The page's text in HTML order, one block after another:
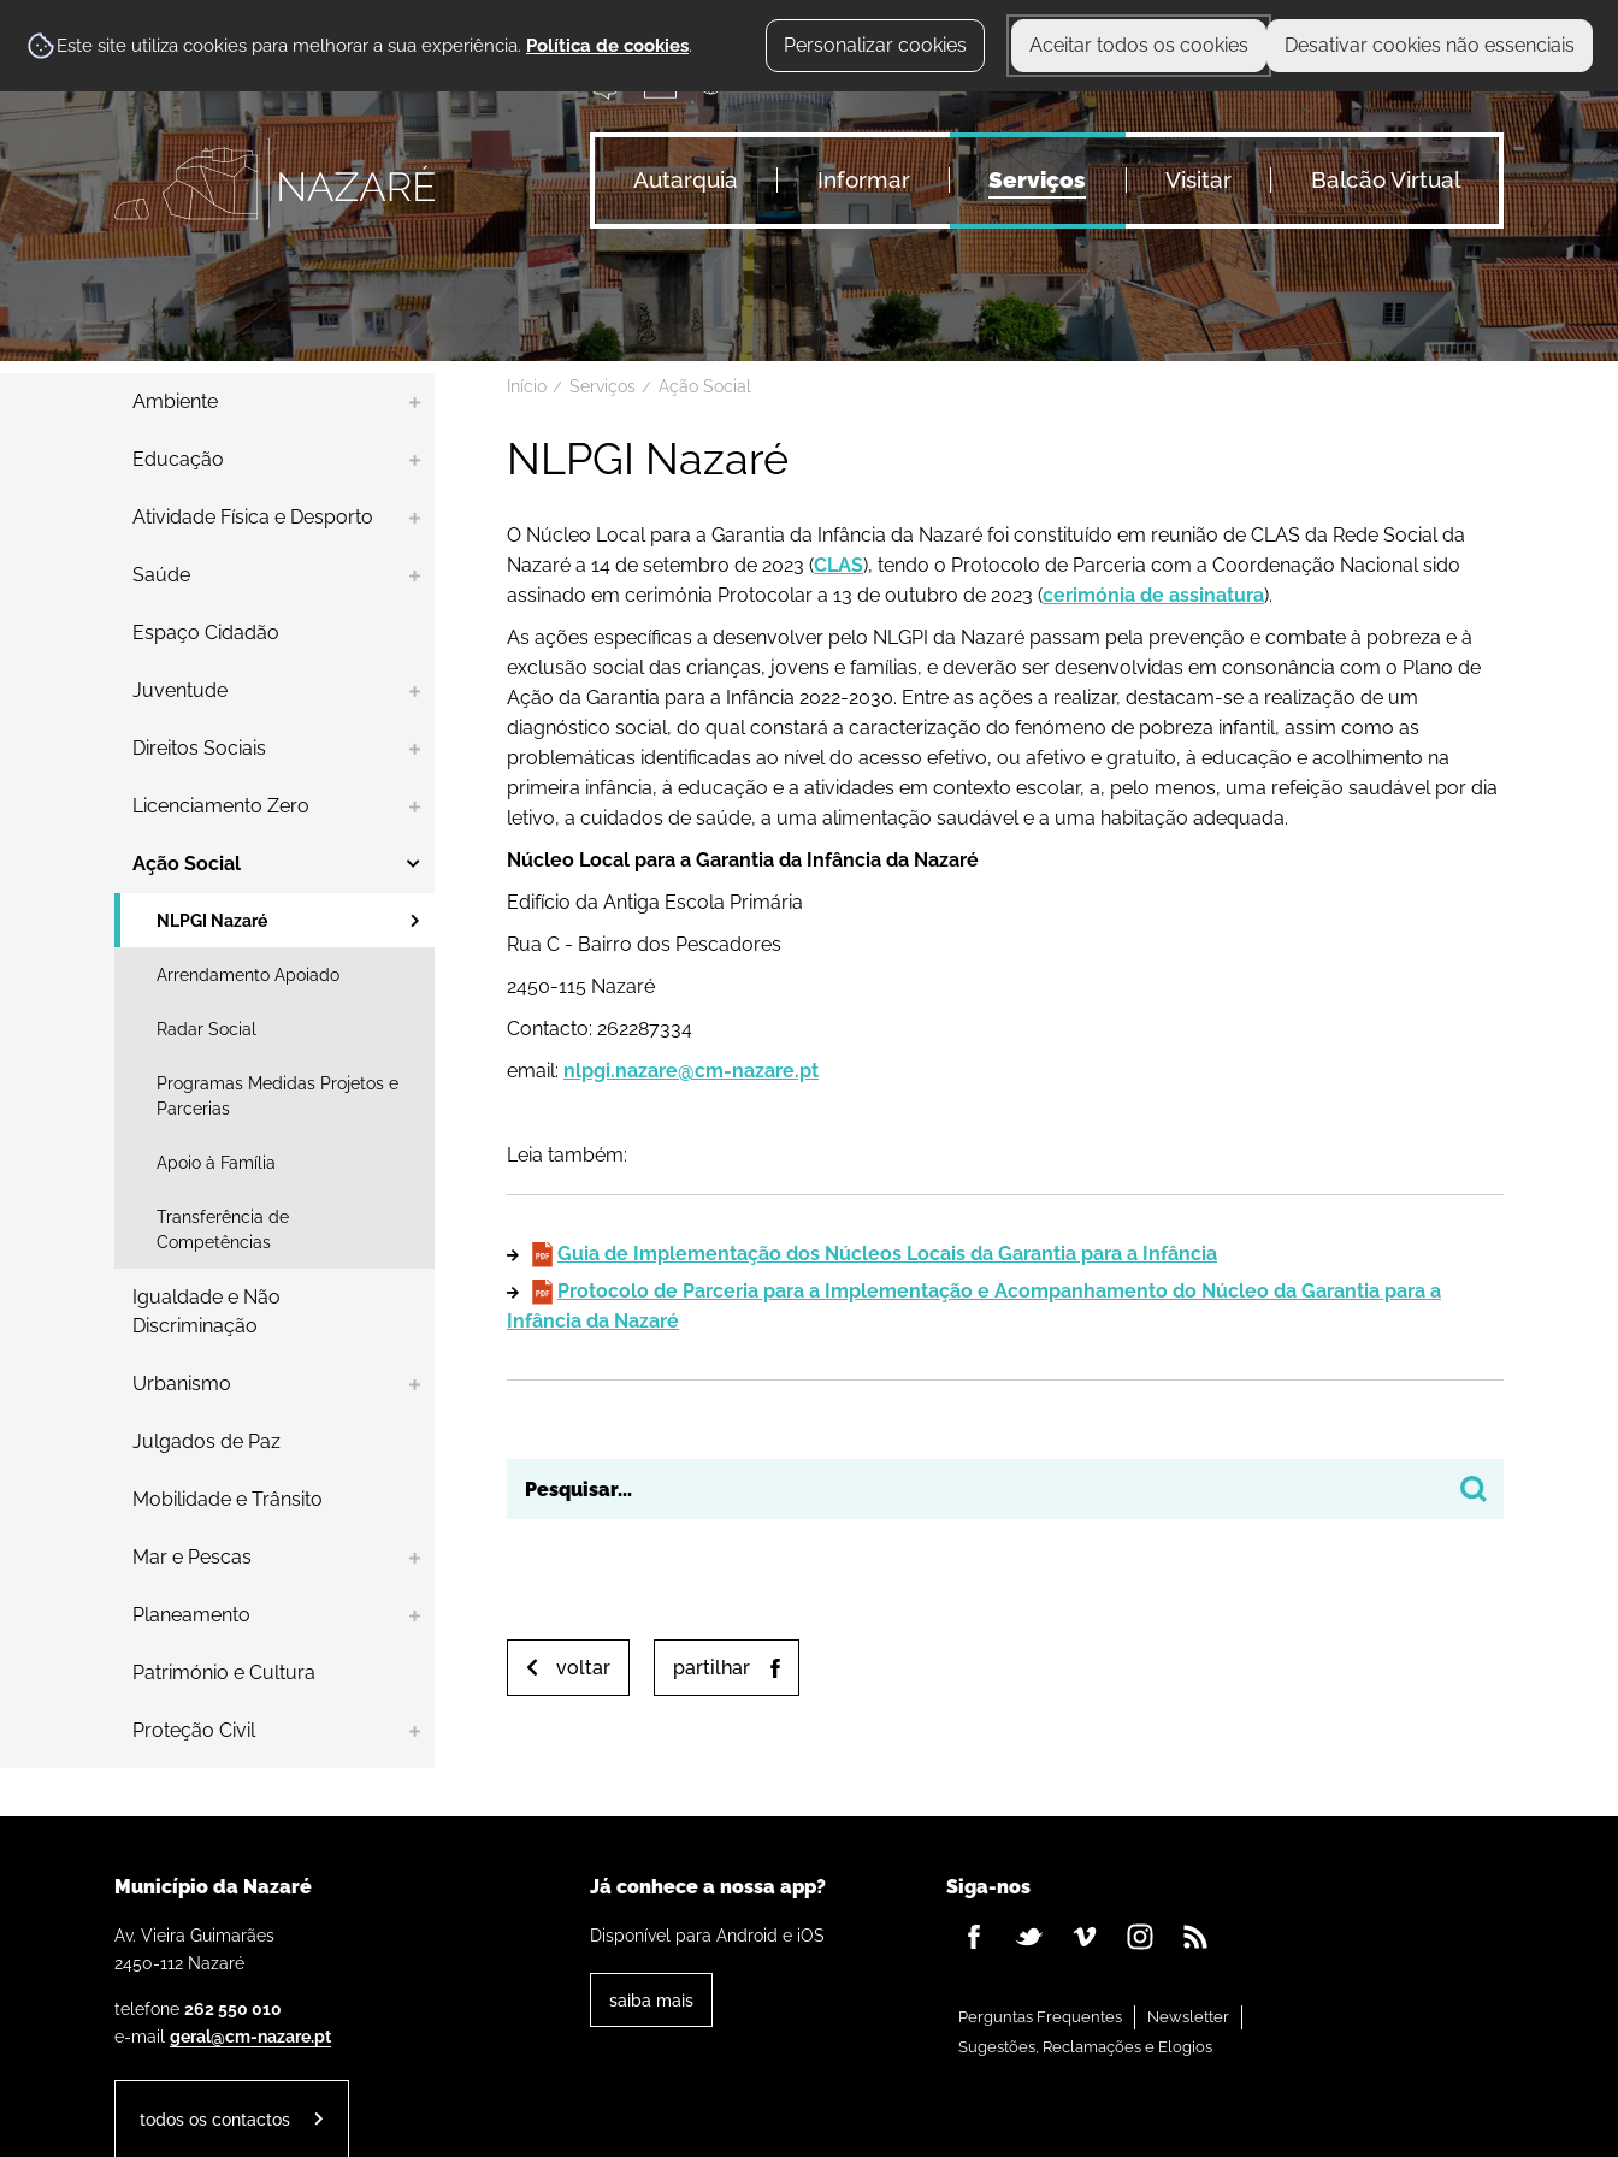
Este site utiliza cookies para melhorar a sua experiência. Política de cookies. Personalizar cookies Aceitar todos os cookies Desativar cookies não essenciais
O que procura?
Autarquia Informar Serviços Visitar Balcão Virtual
Ambiente
Educação
Atividade Física e Desporto
Saúde
Espaço Cidadão
Juventude
Direitos Sociais
Licenciamento Zero
Ação Social
NLPGI Nazaré
Arrendamento Apoiado
Radar Social
Programas Medidas Projetos e
Parcerias
Apoio à Família
Transferência de
Competências
Igualdade e Não
Discriminação
Urbanismo
Julgados de Paz
Mobilidade e Trânsito
Mar e Pescas
Planeamento
Património e Cultura
Proteção Civil
Início Serviços Ação Social
NLPGI Nazaré
O Núcleo Local para a Garantia da Infância da Nazaré foi constituído em reunião de CLAS da Rede Social da
Nazaré a 14 de setembro de 2023 (CLAS), tendo o Protocolo de Parceria com a Coordenação Nacional sido
assinado em cerimónia Protocolar a 13 de outubro de 2023 (cerimónia de assinatura).
As ações específicas a desenvolver pelo NLGPI da Nazaré passam pela prevenção e combate à pobreza e à
exclusão social das crianças, jovens e famílias, e deverão ser desenvolvidas em consonância com o Plano de
Ação da Garantia para a Infância 2022-2030. Entre as ações a realizar, destacam-se a realização de um
diagnóstico social, do qual constará a caracterização do fenómeno de pobreza infantil, assim como as
problemáticas identificadas ao nível do acesso efetivo, ou afetivo e gratuito, à educação e acolhimento na
primeira infância, à educação e a atividades em contexto escolar, a, pelo menos, uma refeição saudável por dia
letivo, a cuidados de saúde, a uma alimentação saudável e a uma habitação adequada.
Núcleo Local para a Garantia da Infância da Nazaré
Edifício da Antiga Escola Primária
Rua C - Bairro dos Pescadores
2450-115 Nazaré
Contacto: 262287334
email: nlpgi.nazare@cm-nazare.pt
Leia também:
Guia de Implementação dos Núcleos Locais da Garantia para a Infância
Protocolo de Parceria para a Implementação e Acompanhamento do Núcleo da Garantia para a
Infância da Nazaré
voltar partilhar
Município da Nazaré
Av. Vieira Guimarães
2450-112 Nazaré
telefone 262 550 010
e-mail geral@cm-nazare.pt
todos os contactos
Já conhece a nossa app?
Disponível para Android e iOS
saiba mais
Siga-nos
Perguntas Frequentes
Newsletter
Sugestões, Reclamações e Elogios